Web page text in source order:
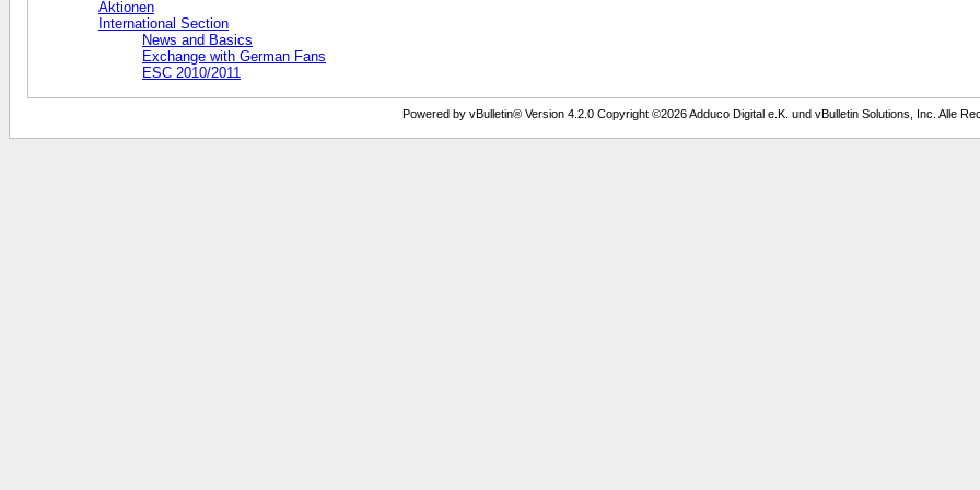
Aktionen
International Section
News and Basics
Exchange with German Fans
ESC 2010/2011
Powered by vBulletin® Version 4.2.0 Copyright ©2026 Adduco Digital e.K. und vBulletin Solutions, Inc. Alle